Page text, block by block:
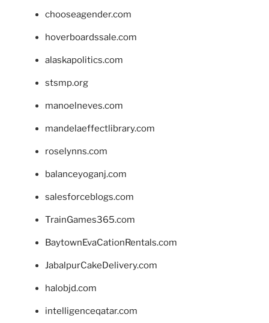
chooseagender.com
hoverboardssale.com
alaskapolitics.com
stsmp.org
manoelneves.com
mandelaeffectlibrary.com
roselynns.com
balanceyoganj.com
salesforceblogs.com
TrainGames365.com
BaytownEvaCationRentals.com
JabalpurCakeDelivery.com
halobjd.com
intelligenceqatar.com